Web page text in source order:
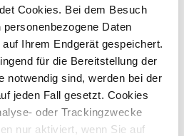
Cookies. Bei dem Besuch
Daten
Ihrem Endgerät gespeichert.
für die Bereitstellung der
notwendig sind, werden bei der
jeden Fall gesetzt. Cookies
oder Trackingzwecke
nur aktiviert, wenn Sie auf
für alle was dabei.
ist es uns, in allen
saisonale Zutaten
und damit für einen
zu sorgen.
sind voller gesunder
Komponenten,
dass du nach dem